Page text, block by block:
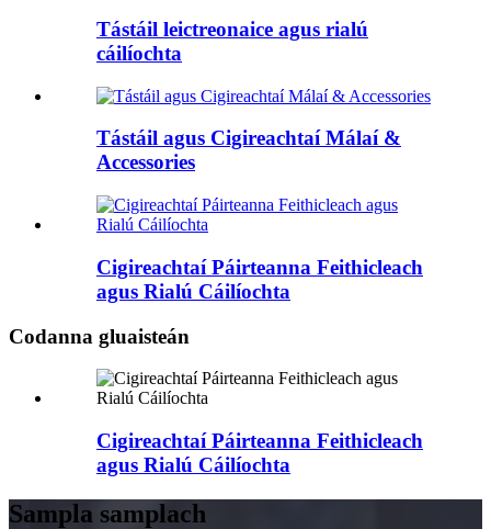
Tástáil leictreonaice agus rialú
cáilíochta
Tástáil agus Cigireachtaí Málaí &
Accessories
Cigireachtaí Páirteanna Feithicleach
agus Rialú Cáilíochta
Codanna gluaisteán
Cigireachtaí Páirteanna Feithicleach
agus Rialú Cáilíochta
Sampla samplach